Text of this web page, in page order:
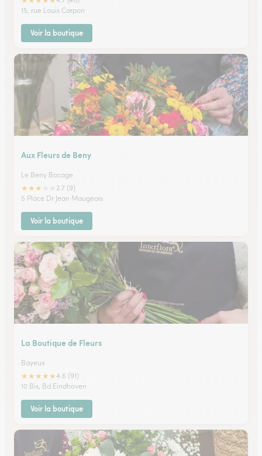
15, rue Louis Carpon
Voir la boutique
Aux Fleurs de Beny
Le Beny Bocage
★★★
2.7 (9)
5 Place Dr Jean Maugeais
Voir la boutique
La Boutique de Fleurs
Bayeux
★★★★★4.6 (91)
10 Bis, Bd Eindhoven
Voir la boutique